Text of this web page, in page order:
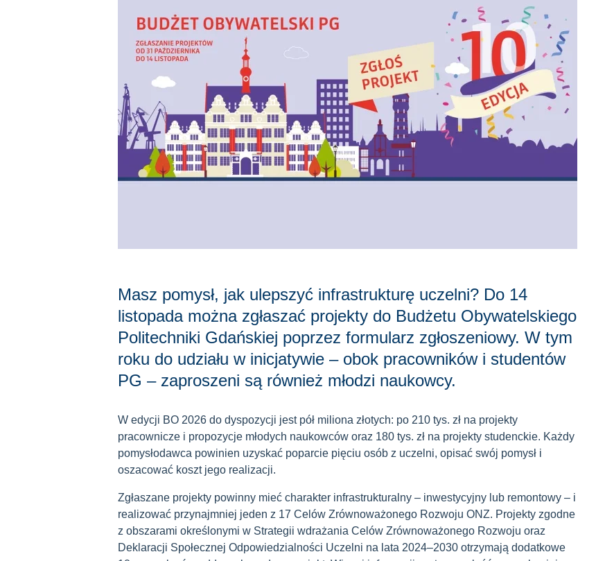
Masz pomysł, jak ulepszyć infrastrukturę uczelni? Do 14
listopada można zgłaszać projekty do Budżetu Obywatelskiego
Politechniki Gdańskiej poprzez formularz zgłoszeniowy. W tym
roku do udziału w inicjatywie – obok pracowników i studentów
PG – zaproszeni są również młodzi naukowcy.
W edycji BO 2026 do dyspozycji jest pół miliona złotych: po 210 tys. zł na projekty
pracownicze i propozycje młodych naukowców oraz 180 tys. zł na projekty studenckie. Każdy
pomysłodawca powinien uzyskać poparcie pięciu osób z uczelni, opisać swój pomysł i
oszacować koszt jego realizacji.
Zgłaszane projekty powinny mieć charakter infrastrukturalny – inwestycyjny lub remontowy – i
realizować przynajmniej jeden z 17 Celów Zrównoważonego Rozwoju ONZ. Projekty zgodne
z obszarami określonymi w Strategii wdrażania Celów Zrównoważonego Rozwoju oraz
Deklaracji Społecznej Odpowiedzialności Uczelni na lata 2024–2030 otrzymają dodatkowe